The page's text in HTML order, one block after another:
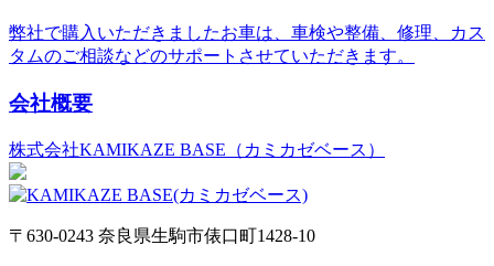
弊社で購入いただきましたお車は、車検や整備、修理、カス
タムのご相談などのサポートさせていただきます。
会社概要
株式会社KAMIKAZE BASE（カミカゼベース）
〒630-0243 奈良県生駒市俵口町1428-10